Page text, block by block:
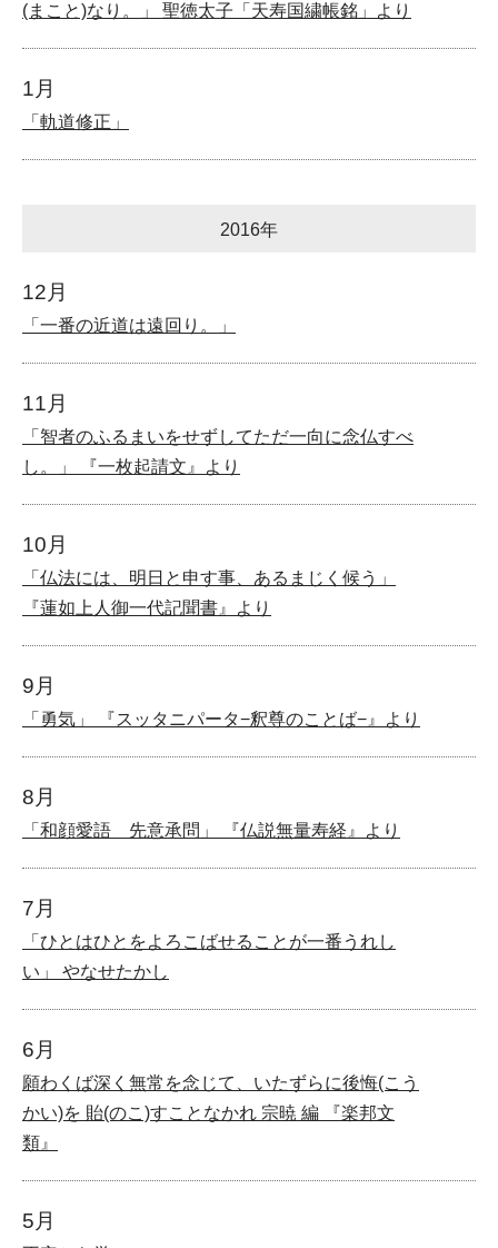
(まこと)なり。」 聖徳太子「天寿国繍帳銘」より
1月
「軌道修正」
2016年
12月
「一番の近道は遠回り。」
11月
「智者のふるまいをせずしてただ一向に念仏すべ
し。」 『一枚起請文』より
10月
「仏法には、明日と申す事、あるまじく候う」
『蓮如上人御一代記聞書』より
9月
「勇気」 『スッタニパータ−釈尊のことば−』より
8月
「和顔愛語 先意承問」 『仏説無量寿経』より
7月
「ひとはひとをよろこばせることが一番うれし
い」 やなせたかし
6月
願わくば深く無常を念じて、いたずらに後悔(こう
かい)を 貽(のこ)すことなかれ 宗暁 編 『楽邦文
類』
5月